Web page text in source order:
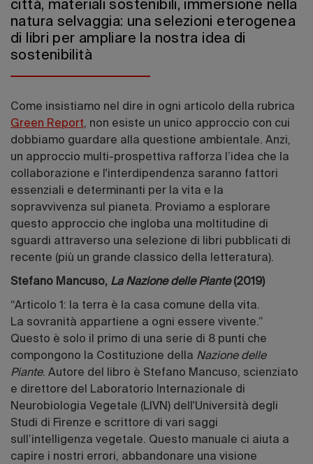
città, materiali sostenibili, immersione nella
natura selvaggia: una selezioni eterogenea
di libri per ampliare la nostra idea di
sostenibilità
Come insistiamo nel dire in ogni articolo della rubrica
Green Report, non esiste un unico approccio con cui
dobbiamo guardare alla questione ambientale. Anzi,
un approccio multi-prospettiva rafforza l’idea che la
collaborazione e l'interdipendenza saranno fattori
essenziali e determinanti per la vita e la
sopravvivenza sul pianeta. Proviamo a esplorare
questo approccio che ingloba una moltitudine di
sguardi attraverso una selezione di libri pubblicati di
recente (più un grande classico della letteratura).
Stefano Mancuso, La Nazione delle Piante(2019)
“Articolo 1: la terra è la casa comune della vita.
La sovranità appartiene a ogni essere vivente.”
Questo è solo il primo di una serie di 8 punti che
compongono la Costituzione della Nazione delle
Piante. Autore del libro è Stefano Mancuso, scienziato
e direttore del Laboratorio Internazionale di
Neurobiologia Vegetale (LIVN) dell'Università degli
Studi di Firenze e scrittore di vari saggi
sull’intelligenza vegetale. Questo manuale ci aiuta a
capire i nostri errori, abbandonare una visione